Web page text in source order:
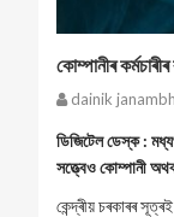
কোম্পানীৰ
dainik
ডিজিটেল ডেস্ক :
সত্ত্বেও কোম্পানী
কেন্দ্ৰীয় চৰকাৰৰ